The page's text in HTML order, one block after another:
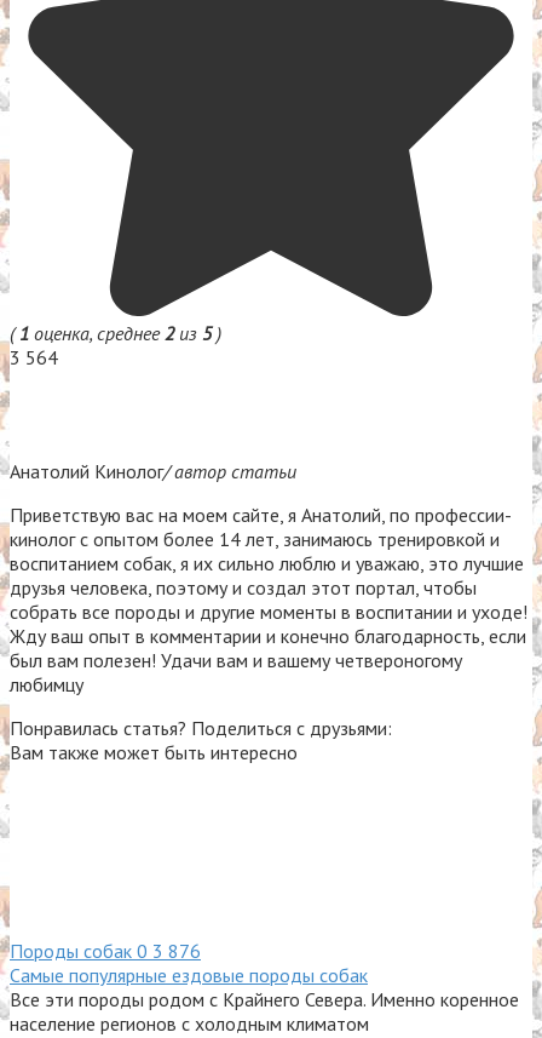
(1 оценка, среднее2из 5)
3 564
Анатолий Кинолог/ автор статьи
Приветствую вас на моем сайте, я Анатолий, по профессии-
кинолог с опытом более 14 лет, занимаюсь тренировкой и
воспитанием собак, я их сильно люблю и уважаю, это лучшие
друзья человека, поэтому и создал этот портал, чтобы
собрать все породы и другие моменты в воспитании и уходе!
Жду ваш опыт в комментарии и конечно благодарность, если
был вам полезен! Удачи вам и вашему четвероногому
любимцу
Понравилась статья? Поделиться с друзьями:
Вам также может быть интересно
Породы собак 0 3 876
Самые популярные ездовые породы собак
Все эти породы родом с Крайнего Севера. Именно коренное
население регионов с холодным климатом